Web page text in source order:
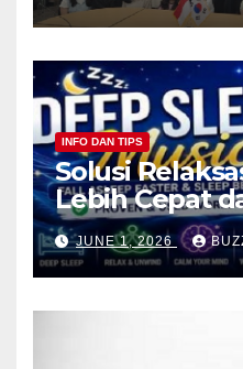
INFO DAN TIPS
Solusi
Lebih Cepat
JUNE 1, 2026